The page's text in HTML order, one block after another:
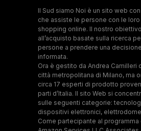
Il Sud siamo Noi è un sito web
che assiste le persone con le
shopping online. Il nostro
all’acquisto basate sulla ricerca
persone a prendere una
informata.
Ora è gestito da Andrea Camilleri
città metropolitana di Milano, ma
circa 17 esperti di prodotto
parti d’Italia. Il sito Web si
sulle seguenti categorie:
dispositivi elettronici,
Come partecipante al